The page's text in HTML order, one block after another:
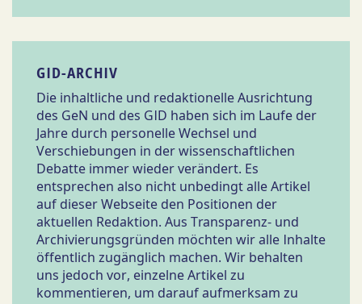
GID-ARCHIV
Die inhaltliche und redaktionelle Ausrichtung
des GeN und des GID haben sich im Laufe der
Jahre durch personelle Wechsel und
Verschiebungen in der wissenschaftlichen
Debatte immer wieder verändert. Es
entsprechen also nicht unbedingt alle Artikel
auf dieser Webseite den Positionen der
aktuellen Redaktion. Aus Transparenz- und
Archivierungsgründen möchten wir alle Inhalte
öffentlich zugänglich machen. Wir behalten
uns jedoch vor, einzelne Artikel zu
kommentieren, um darauf aufmerksam zu